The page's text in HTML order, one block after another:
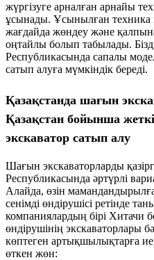
жүргізуге арналған арнайы
ұсынады. Ұсынылған техника
жағдайда жөндеу және
оңтайлы болып табылады.
Республикасында сапалы
сатып алуға мүмкіндік береді.
Қазақстанда шағын
Қазақстан бойынша
экскаватор сатып алу
Шағын экскаваторларды
Республикасында әртүрлі
Алайда, өзін
сенімді өндірушісі ретінде
компаниялардың бірі Хитачи
өндірушінің экскаваторлары
көптеген артықшылықтарға
өткен жөн: